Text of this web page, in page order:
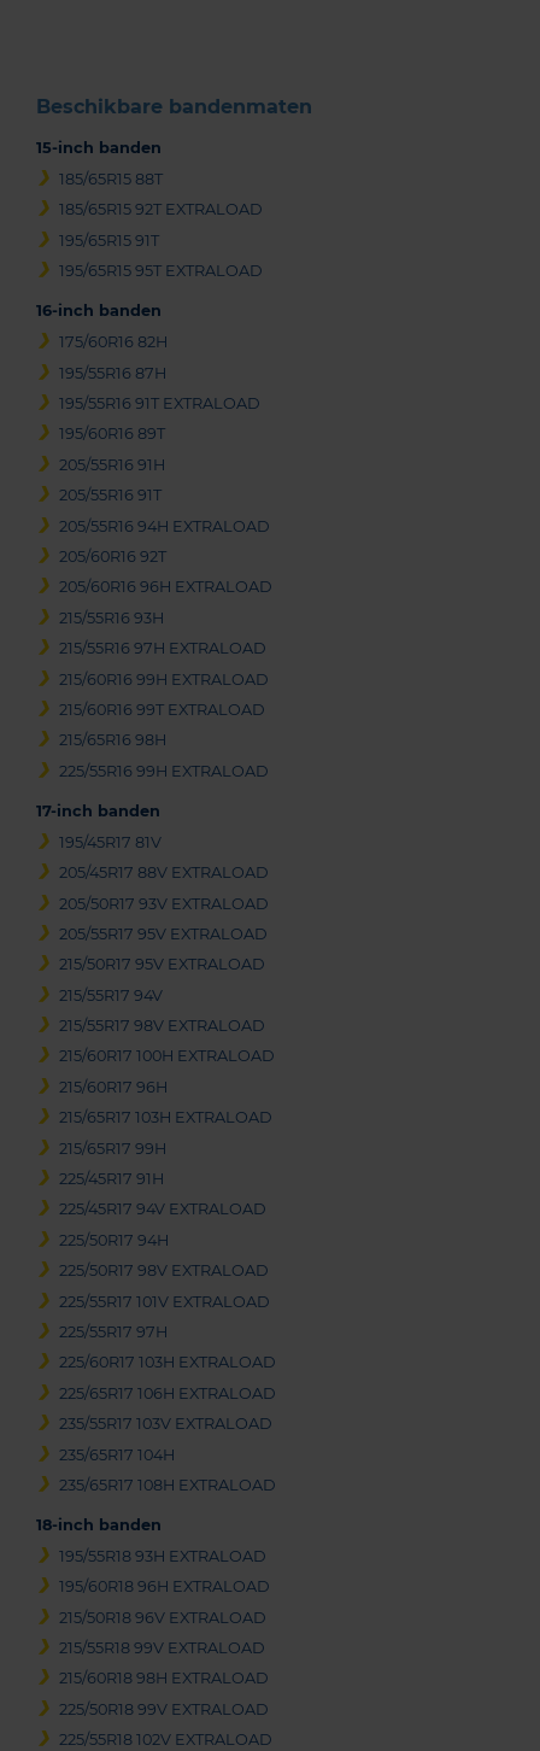
Beschikbare bandenmaten
15-inch banden
185/65R15 88T
185/65R15 92T EXTRALOAD
195/65R15 91T
195/65R15 95T EXTRALOAD
16-inch banden
175/60R16 82H
195/55R16 87H
195/55R16 91T EXTRALOAD
195/60R16 89T
205/55R16 91H
205/55R16 91T
205/55R16 94H EXTRALOAD
205/60R16 92T
205/60R16 96H EXTRALOAD
215/55R16 93H
215/55R16 97H EXTRALOAD
215/60R16 99H EXTRALOAD
215/60R16 99T EXTRALOAD
215/65R16 98H
225/55R16 99H EXTRALOAD
17-inch banden
195/45R17 81V
205/45R17 88V EXTRALOAD
205/50R17 93V EXTRALOAD
205/55R17 95V EXTRALOAD
215/50R17 95V EXTRALOAD
215/55R17 94V
215/55R17 98V EXTRALOAD
215/60R17 100H EXTRALOAD
215/60R17 96H
215/65R17 103H EXTRALOAD
215/65R17 99H
225/45R17 91H
225/45R17 94V EXTRALOAD
225/50R17 94H
225/50R17 98V EXTRALOAD
225/55R17 101V EXTRALOAD
225/55R17 97H
225/60R17 103H EXTRALOAD
225/65R17 106H EXTRALOAD
235/55R17 103V EXTRALOAD
235/65R17 104H
235/65R17 108H EXTRALOAD
18-inch banden
195/55R18 93H EXTRALOAD
195/60R18 96H EXTRALOAD
215/50R18 96V EXTRALOAD
215/55R18 99V EXTRALOAD
215/60R18 98H EXTRALOAD
225/50R18 99V EXTRALOAD
225/55R18 102V EXTRALOAD